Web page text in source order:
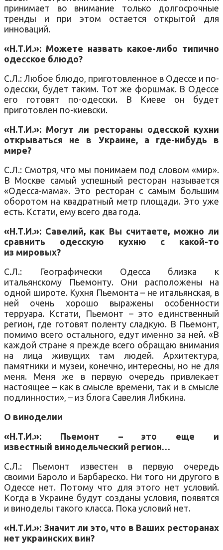
принимает во внимание только долгосрочные
тренды и при этом остается открытой для
инноваций.
«Н.Т.И.»: Можете назвать какое-либо типично
одесское блюдо?
С.Л.: Любое блюдо, приготовленное в Одессе и по-
одесски, будет таким. Тот же форшмак. В Одессе
его готовят по-одесски. В Киеве он будет
приготовлен по-киевски.
«Н.Т.И.»: Могут ли рестораны одесской кухни
открываться не в Украине, а где-нибудь в
мире?
С.Л.: Смотря, что мы понимаем под словом «мир».
В Москве самый успешный ресторан называется
«Одесса-мама». Это ресторан с самым большим
оборотом на квадратный метр площади. Это уже
есть. Кстати, ему всего два года.
«Н.Т.И.»: Савелий, как Вы считаете, можно ли
сравнить одесскую кухню с какой-то
из мировых?
С.Л.: Географически Одесса близка к
итальянскому Пьемонту. Они расположены на
одной широте. Кухня Пьемонта – не итальянская, в
ней очень хорошо выражены особенности
терруара. Кстати, Пьемонт – это единственный
регион, где готовят поленту сладкую. В Пьемонт,
помимо всего остального, едут именно за ней. «В
каждой стране я прежде всего обращаю внимания
на лица живущих там людей. Архитектура,
памятники и музеи, конечно, интересны, но не для
меня. Меня же в первую очередь привлекает
настоящее – как в смысле времени, так и в смысле
подлинности», – из блога Савелия Либкина.
О виноделии
«Н.Т.И.»: Пьемонт – это еще и
известный винодельческий регион…
С.Л.: Пьемонт известен в первую очередь
своими Бароло и Барбареско. Ни того ни другого в
Одессе нет. Потому что для этого нет условий.
Когда в Украине будут созданы условия, появятся
и виноделы такого класса. Пока условий нет.
«Н.Т.И.»: Значит ли это, что в Ваших ресторанах
нет украинских вин?